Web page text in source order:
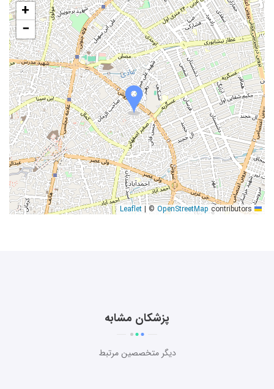
+
−
Leaflet
| © OpenStreetMap contributors
پزشکان مشابه
دیگر متخصصین مرتبط